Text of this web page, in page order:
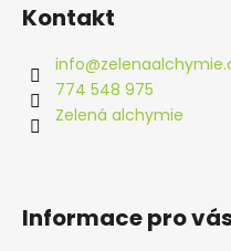
Kontakt
info@
774 548 975
Zelená alchymie
Informace pro